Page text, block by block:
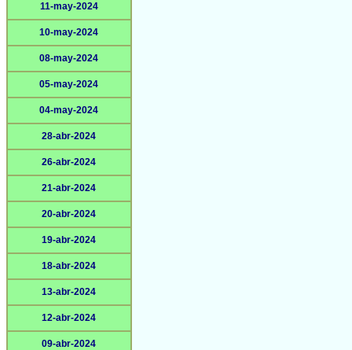
11-may-2024
10-may-2024
08-may-2024
05-may-2024
04-may-2024
28-abr-2024
26-abr-2024
21-abr-2024
20-abr-2024
19-abr-2024
18-abr-2024
13-abr-2024
12-abr-2024
09-abr-2024